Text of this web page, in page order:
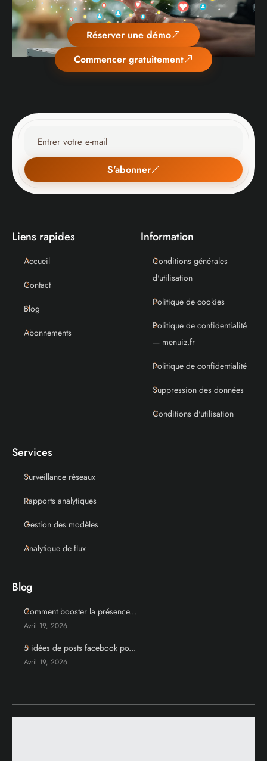
Réserver une démo
Commencer gratuitement
S'abonner
Liens rapides
Accueil
Contact
Blog
Abonnements
Information
Conditions générales
d'utilisation
Politique de cookies
Politique de confidentialité
— menuiz.fr
Politique de confidentialité
Suppression des données
Conditions d'utilisation
Services
Surveillance réseaux
Rapports analytiques
Gestion des modèles
Analytique de flux
Blog
Comment booster la présence...
Avril 19, 2026
5 idées de posts facebook po...
Avril 19, 2026